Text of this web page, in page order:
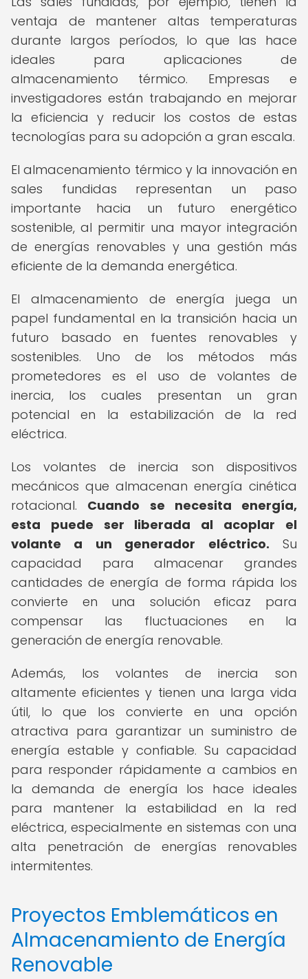
ventaja de mantener altas temperaturas
durante largos períodos, lo que las hace
ideales para aplicaciones de
almacenamiento térmico. Empresas e
investigadores están trabajando en mejorar
la eficiencia y reducir los costos de estas
tecnologías para su adopción a gran escala.
El almacenamiento térmico y la innovación en
sales fundidas representan un paso
importante hacia un futuro energético
sostenible, al permitir una mayor integración
de energías renovables y una gestión más
eficiente de la demanda energética.
El almacenamiento de energía juega un
papel fundamental en la transición hacia un
futuro basado en fuentes renovables y
sostenibles. Uno de los métodos más
prometedores es el uso de volantes de
inercia, los cuales presentan un gran
potencial en la estabilización de la red
eléctrica.
Los volantes de inercia son dispositivos
mecánicos que almacenan energía cinética
rotacional. Cuando se necesita energía,
esta puede ser liberada al acoplar el
volante a un generador eléctrico. Su
capacidad para almacenar grandes
cantidades de energía de forma rápida los
convierte en una solución eficaz para
compensar las fluctuaciones en la
generación de energía renovable.
Además, los volantes de inercia son
altamente eficientes y tienen una larga vida
útil, lo que los convierte en una opción
atractiva para garantizar un suministro de
energía estable y confiable. Su capacidad
para responder rápidamente a cambios en
la demanda de energía los hace ideales
para mantener la estabilidad en la red
eléctrica, especialmente en sistemas con una
alta penetración de energías renovables
intermitentes.
Proyectos Emblemáticos en
Almacenamiento de Energía
Renovable